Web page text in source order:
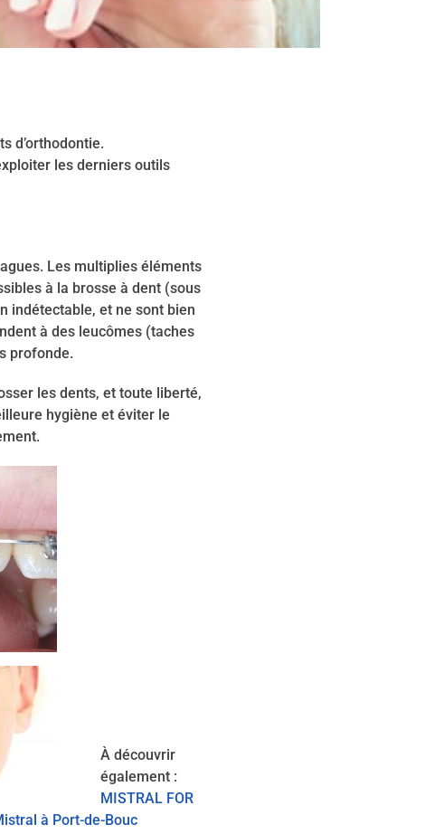
d’orthodontie.
les derniers outils
Les multiplies éléments
à la brosse à dent (sous
indétectable, et ne sont bien
à des leucômes (taches
profonde.
les dents, et toute liberté,
hygiène et éviter le
À découvrir
également :
MISTRAL FOR
à Port-de-Bouc